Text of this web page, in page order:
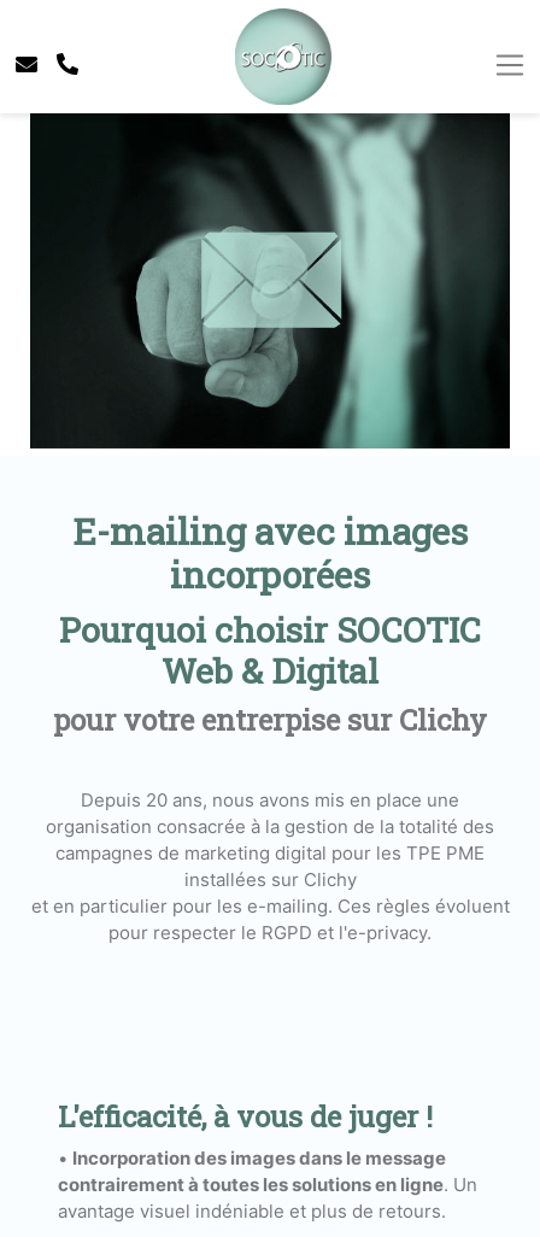
E-mailing avec images
incorporées
Pourquoi choisir SOCOTIC
Web & Digital
pour votre entrerpise sur Clichy
Depuis 20 ans, nous avons mis en place une
organisation consacrée à la gestion de la totalité des
campagnes de marketing digital pour les TPE PME
installées sur Clichy
et en particulier pour les e-mailing. Ces règles évoluent
pour respecter le RGPD et l'e-privacy.
L'efficacité, à vous de juger !
• Incorporation des images dans le message
contrairement à toutes les solutions en ligne. Un
avantage visuel indéniable et plus de retours.